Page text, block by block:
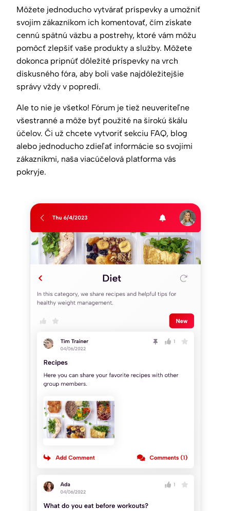
Môžete jednoducho vytvárať príspevky a umožniť
svojim zákazníkom ich komentovať, čím získate
cennú spätnú väzbu a postrehy, ktoré vám môžu
pomôcť zlepšiť vaše produkty a služby. Môžete
dokonca pripnúť dôležité príspevky na vrch
diskusného fóra, aby boli vaše najdôležitejšie
správy vždy v popredí.
Ale to nie je všetko! Fórum je tiež neuveriteľne
všestranné a môže byť použité na širokú škálu
účelov. Či už chcete vytvoriť sekciu FAQ, blog
alebo jednoducho zdieľať informácie so svojimi
zákazníkmi, naša viacúčelová platforma vás
pokryje.